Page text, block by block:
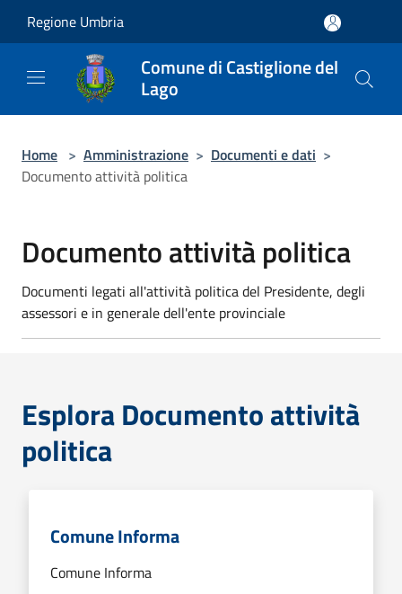
Regione Umbria
Comune di Castiglione del
Lago
Home > Amministrazione > Documenti e dati >
Documento attività politica
Documento attività politica
Documenti legati all'attività politica del Presidente, degli
assessori e in generale dell'ente provinciale
Esplora Documento attività
politica
Comune Informa
Comune Informa